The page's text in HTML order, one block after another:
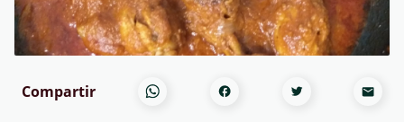
Compartir